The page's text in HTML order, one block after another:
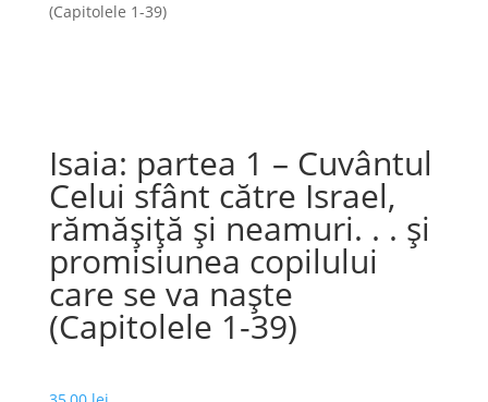
(Capitolele 1-39)
Isaia: partea 1 – Cuvântul
Celui sfânt către Israel,
rămășiță și neamuri. . . și
promisiunea copilului
care se va naște
(Capitolele 1-39)